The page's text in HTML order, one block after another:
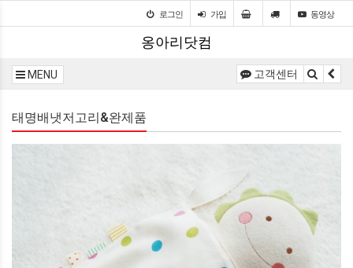
로그인 가입 동영상
옹아리닷컴
MENU 고객센터
태명배냇저고리&완제품